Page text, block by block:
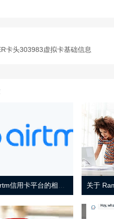
卡头303983虚拟卡基础信息
关于